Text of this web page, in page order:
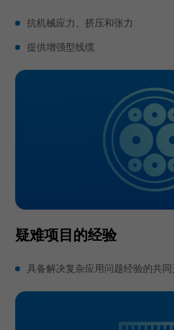
抗机械应力、挤压和张力
提供增强型线缆
疑难项目的经验
具备解决复杂应用问题经验的共